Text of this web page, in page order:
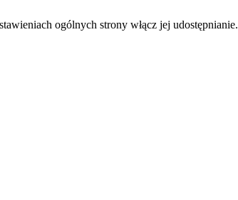
ogólnych strony włącz jej udostępnianie.